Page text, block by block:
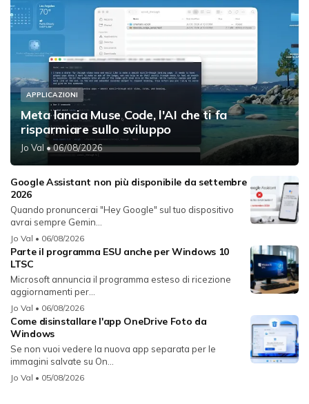
APPLICAZIONI
Meta lancia Muse Code, l'AI che ti fa
risparmiare sullo sviluppo
Jo Val • 06/08/2026
Google Assistant non più disponibile da settembre
2026
Quando pronuncerai "Hey Google" sul tuo dispositivo
avrai sempre Gemin...
Jo Val • 06/08/2026
Parte il programma ESU anche per Windows 10
LTSC
Microsoft annuncia il programma esteso di ricezione
aggiornamenti per...
Jo Val • 06/08/2026
Come disinstallare l'app OneDrive Foto da
Windows
Se non vuoi vedere la nuova app separata per le
immagini salvate su On...
Jo Val • 05/08/2026